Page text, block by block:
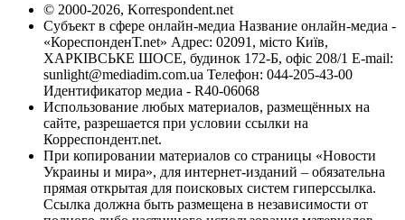
© 2000-2026, Korrespondent.net
Субъект в сфере онлайн-медиа Название онлайн-медиа -
«КореспонденТ.net» Адрес: 02091, місто Київ,
ХАРКІВСЬКЕ ШОСЕ, будинок 172-Б, офіс 208/1 E-mail:
sunlight@mediadim.com.ua Телефон: 044-205-43-00
Идентификатор медиа - R40-06068
Использование любых материалов, размещённых на
сайте, разрешается при условии ссылки на
Корреспондент.net.
При копировании материалов со страницы «Новости
Украины и мира», для интернет-изданий – обязательна
прямая открытая для поисковых систем гиперссылка.
Ссылка должна быть размещена в независимости от